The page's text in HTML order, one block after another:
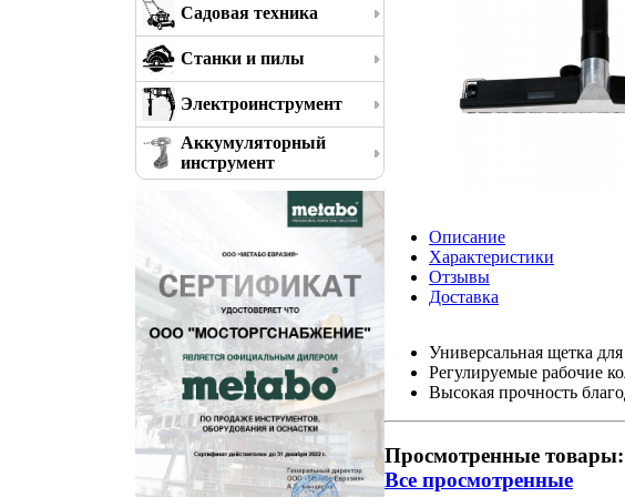
Садовая техника
Станки и пилы
Электроинструмент
Аккумуляторный
инструмент
Описание
Характеристики
Отзывы
Доставка
Универсальная щетка
Регулируемые рабочие
Высокая прочность
Просмотренные товары:
Все просмотренные